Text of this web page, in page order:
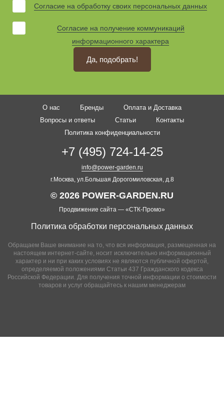
Согласие на обработку своих персональных данных
Согласие на получение коммуникаций
информационного характера
Да, подобрать!
О нас Бренды
Оплата и Доставка
Вопросы и ответы
Статьи
Контакты
Политика конфиденциальности
+7 (495) 724-14-25
info@power-garden.ru
г.Москва, ул.Большая Дорогомиловская, д.8
Обращаем Ваше внимание на то, что вся информация, размещенная на
настоящем интернет-сайте, носит исключительно информационный
характер и ни при каких условиях не являются публичной офертой,
определяемой положениями Статьи 437 Гражданского кодекса
Российской Федерации. Для получения точной информации о стоимости
товаров и услуг обращайтесь к нашим менеджерам
© 2026 POWER-GARDEN.RU
Продвижение сайта — «СТК-Промо»
Политика обработки персональных данных